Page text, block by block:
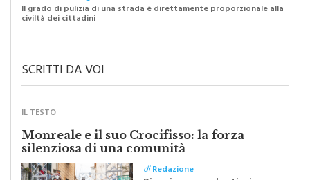
diRaimondo Burgio
SCRITTI DA VOI
IL TESTO
Monreale e il suo Crocifisso: la forza
silenziosa di una comunità